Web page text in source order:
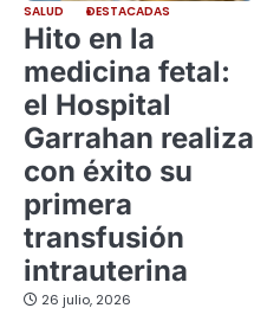
SALUD DESTACADAS
Hito en la
medicina fetal:
el Hospital
Garrahan realiza
con éxito su
primera
transfusión
intrauterina
26 julio, 2026